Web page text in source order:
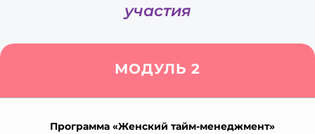
участия
МОДУЛЬ 2
Программа «Женский тайм-менеджмент»